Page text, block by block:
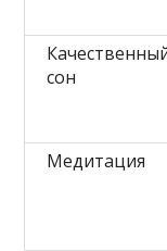
сон
Медитация